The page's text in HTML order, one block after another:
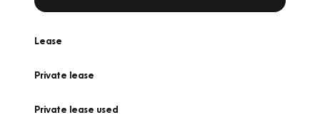
Lease
Private lease
Private lease used